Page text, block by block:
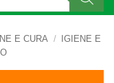
E CURA /
IGIENE E